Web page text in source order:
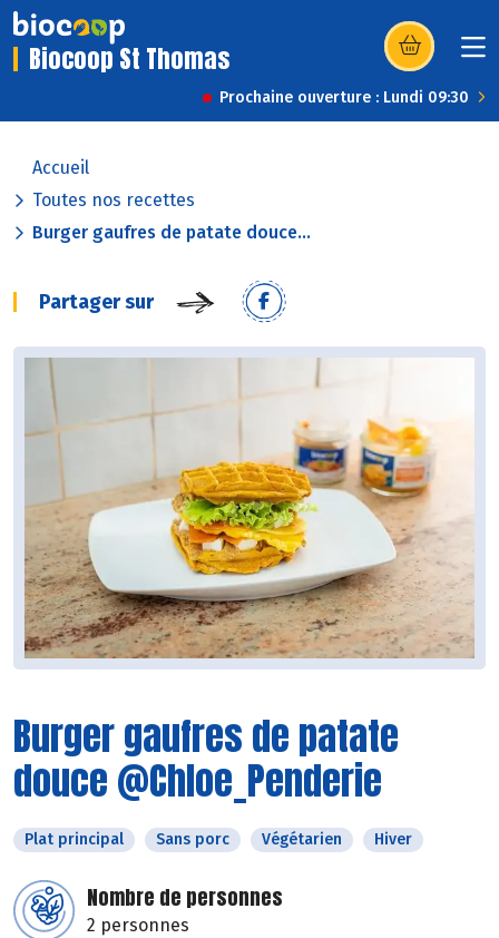
Biocoop St Thomas (s’ouvre dans
Prochaine ouverture : Lundi 09:30
Accueil
Toutes nos recettes
Burger gaufres de patate douce...
Partager sur
Burger gaufres de patate
douce @Chloe_Penderie
Plat principal Sans porc Végétarien Hiver
Nombre de personnes
2 personnes